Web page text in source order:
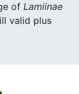
of Lamiinae
valid plus